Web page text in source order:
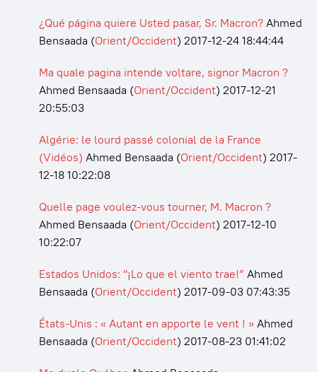
¿Qué página quiere Usted pasar, Sr. Macron?Ahmed
Bensaada (Orient/Occident) 2017-12-24 18:44:44
Ma quale pagina intende voltare, signor Macron ?
Ahmed Bensaada (Orient/Occident) 2017-12-21
20:55:03
Algérie: le lourd passé colonial de la France
(Vidéos) Ahmed Bensaada (Orient/Occident) 2017-
12-18 10:22:08
Quelle page voulez-vous tourner, M. Macron ?
Ahmed Bensaada (Orient/Occident) 2017-12-10
10:22:07
Estados Unidos: "¡Lo que el viento trae!” Ahmed
Bensaada (Orient/Occident) 2017-09-03 07:43:35
États-Unis : « Autant en apporte le vent ! » Ahmed
Bensaada (Orient/Occident) 2017-08-23 01:41:02